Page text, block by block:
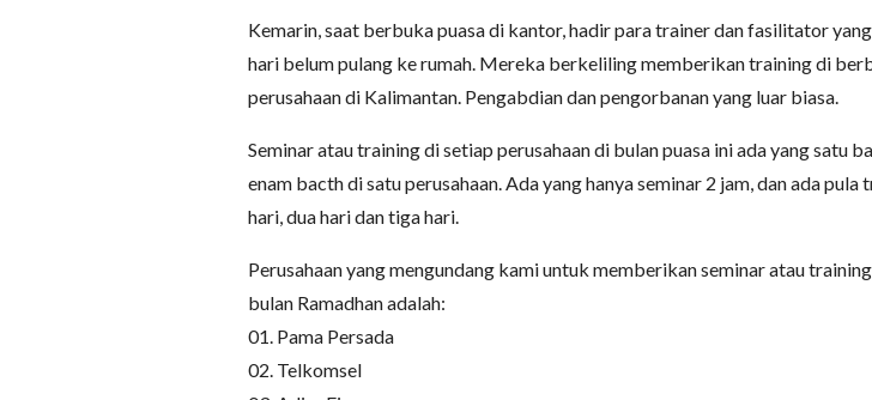
Kemarin, saat berbuka puasa di kantor, hadir para trainer dan fasilitator yang
hari belum pulang ke rumah. Mereka berkeliling memberikan training di
perusahaan di Kalimantan. Pengabdian dan pengorbanan yang luar biasa.
Seminar atau training di setiap perusahaan di bulan puasa ini ada yang satu
enam bacth di satu perusahaan. Ada yang hanya seminar 2 jam, dan ada pula
hari, dua hari dan tiga hari.
Perusahaan yang mengundang kami untuk memberikan seminar atau
bulan Ramadhan adalah:
01. Pama Persada
02. Telkomsel